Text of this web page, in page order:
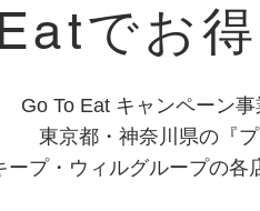
でお
Go To Eat キャンペーン
東京都・神奈川県の『
ープ・ウィルグループの各